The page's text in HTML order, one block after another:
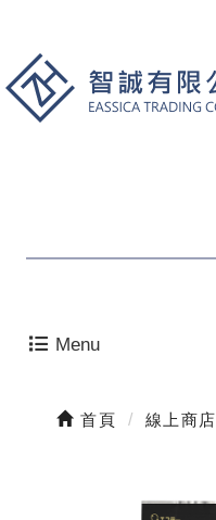
Menu
首頁 線上商店